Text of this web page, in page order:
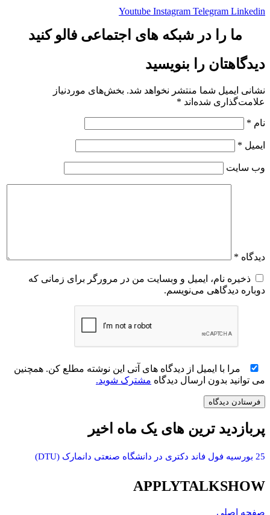
Youtube Instagram Telegram Linkedin
ما را در شبکه های اجتماعی فالو کنید
دیدگاهتان را بنویسید
نشانی ایمیل شما منتشر نخواهد شد. بخش‌های موردنیاز
علامت‌گذاری شده‌اند *
نام *
ایمیل *
وب‌ سایت
دیدگاه *
ذخیره نام، ایمیل و وبسایت من در مرورگر برای زمانی که
دوباره دیدگاهی می‌نویسم.
مرا با ایمیل از دیدگاه های آتی این نوشته مطلع کن. همچنین
می توانید بدون ارسال دیدگاه مشترک شوید.
پربازدید ترین های یک ماه اخیر
25 بورسیه فول فاند دکتری در دانشگاه صنعتی دانمارک (DTU)
APPLYTALKSHOW
صفحه اصلی